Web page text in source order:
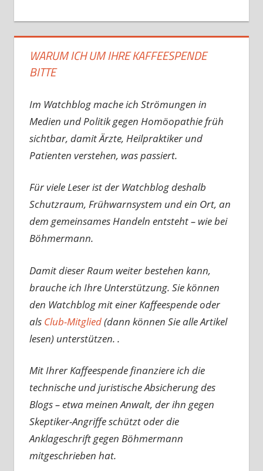
WARUM ICH UM IHRE KAFFEESPENDE
BITTE
Im Watchblog mache ich Strömungen in
Medien und Politik gegen Homöopathie früh
sichtbar, damit Ärzte, Heilpraktiker und
Patienten verstehen, was passiert.
Für viele Leser ist der Watchblog deshalb
Schutzraum, Frühwarnsystem und ein Ort, an
dem gemeinsames Handeln entsteht – wie bei
Böhmermann.
Damit dieser Raum weiter bestehen kann,
brauche ich Ihre Unterstützung. Sie können
den Watchblog mit einer Kaffeespende oder
als Club-Mitglied(dann können Sie alle Artikel
lesen) unterstützen. .
Mit Ihrer Kaffeespende finanziere ich die
technische und juristische Absicherung des
Blogs – etwa meinen Anwalt, der ihn gegen
Skeptiker-Angriffe schützt oder die
Anklageschrift gegen Böhmermann
mitgeschrieben hat.